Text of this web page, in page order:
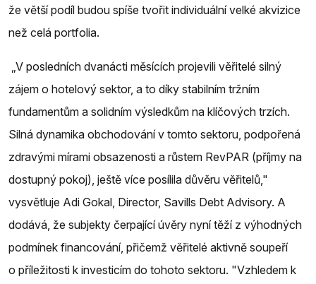
že větší podíl budou spíše tvořit individuální velké akvizice
než celá portfolia.
„V posledních dvanácti měsících projevili věřitelé silný
zájem o hotelový sektor, a to díky stabilním tržním
fundamentům a solidním výsledkům na klíčových trzích.
Silná dynamika obchodování v tomto sektoru, podpořená
zdravými mírami obsazenosti a růstem RevPAR (příjmy na
dostupný pokoj), ještě více posílila důvěru věřitelů,"
vysvětluje Adi Gokal, Director, Savills Debt Advisory. A
dodává, že subjekty čerpající úvěry nyní těží z výhodných
podmínek financování, přičemž věřitelé aktivně soupeří
o příležitosti k investicím do tohoto sektoru. "Vzhledem k